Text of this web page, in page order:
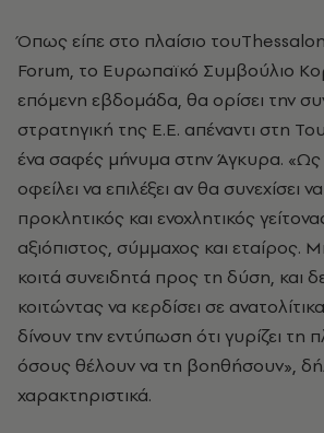
Όπως είπε στο πλαίσιο
Forum, το Ευρωπαϊκό Συμβούλιο
επόμενη εβδομάδα, θα ορίσει την
στρατηγική της Ε.Ε. απέναντι στη
ένα σαφές μήνυμα στην Άγκυρα. «Ως
οφείλει να επιλέξει αν θα συνεχίσει να
προκλητικός και ενοχλητικός
αξιόπιστος, σύμμαχος και εταίρος.
κοιτά συνειδητά προς τη δύση, και
κοιτώντας να κερδίσει σε
δίνουν την εντύπωση ότι γυρίζει τη
όσους θέλουν να τη βοηθήσουν»,
χαρακτηριστικά.